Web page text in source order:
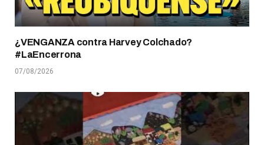
¿VENGANZA contra Harvey Colchado?
#LaEncerrona
07/08/2026